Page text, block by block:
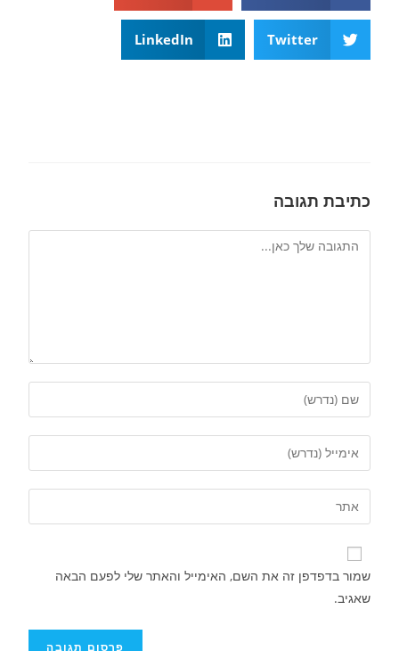
Twitter
LinkedIn
כתיבת תגובה
שמור בדפדפן זה את השם, האימייל והאתר שלי לפעם הבאה
שאגיב.